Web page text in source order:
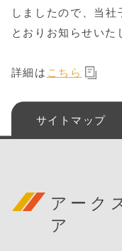
しましたので、当
とおりお知らせいた
詳細は こちら
サイトマップ
アーク
ア